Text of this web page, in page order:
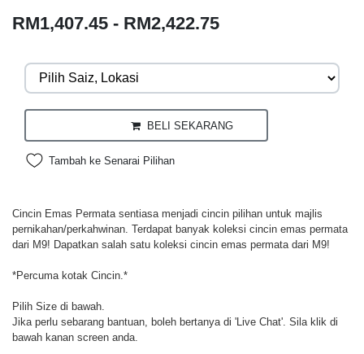
RM1,407.45 - RM2,422.75
BELI SEKARANG
Tambah ke Senarai Pilihan
Cincin Emas Permata sentiasa menjadi cincin pilihan untuk majlis
pernikahan/perkahwinan. Terdapat banyak koleksi cincin emas permata
dari M9! Dapatkan salah satu koleksi cincin emas permata dari M9!
*Percuma kotak Cincin.*
Pilih Size di bawah.
Jika perlu sebarang bantuan, boleh bertanya di 'Live Chat'. Sila klik di
bawah kanan screen anda.